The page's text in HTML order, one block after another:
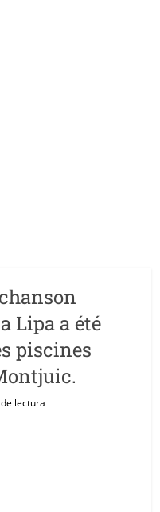
Lipa a été
piscines
lectura